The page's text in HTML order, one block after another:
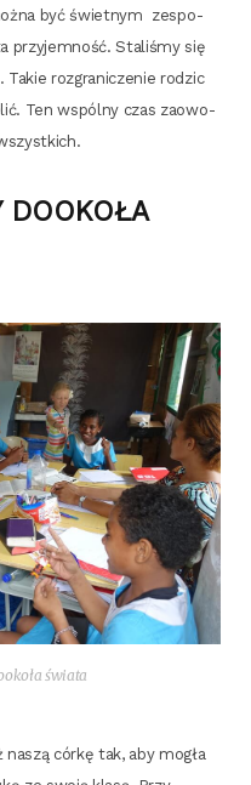
być świet­nym
zespo­
przy­jem­ność. Sta­li­śmy się
Takie roz­gra­ni­cze­nie rodzic
Ten wspól­ny czas zaowo­
DOOKOŁA
świata
cór­kę tak, aby mogła